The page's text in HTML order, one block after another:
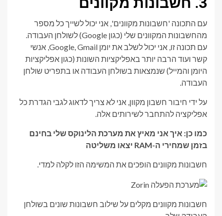
עם התכונה 'חשבונות מקוונים', אני יכול לשייך כל מספר
מהחשבונות המקוונים שלי (כגון Google) לשולחן העבודה.
עם תכונה זו, אני יכול לשלב את יומן Google, Gmail, אנשי
קשר ועוד הרבה יותר באפליקציות השונות (כגון אפליקציות
היומן והמייל) שנמצאות בשולחן העבודה או בתפריט שולחן
העבודה.
על ידי חיבור חשבון מקוון, אני לא צריך לדאוג לגבי הגדרת כל
אפליקציה להתחבר לשירותים אלה.
כמו כן: איך אני מאיץ את מערכת הלינוקס שלי בחינם
בזמן שמחירי ה-RAM יצאו משליטה
חשבונות מקוונים הופכים את המשימה הזו לקלה למדי.
חשבונות מקוונים מקלים על שילוב חשבונות שונים בשולחן